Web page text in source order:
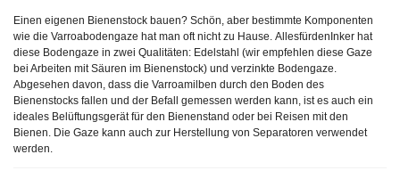
Einen eigenen Bienenstock bauen? Schön, aber bestimmte Komponenten
wie die Varroabodengaze hat man oft nicht zu Hause. AllesfürdenInker hat
diese Bodengaze in zwei Qualitäten: Edelstahl (wir empfehlen diese Gaze
bei Arbeiten mit Säuren im Bienenstock) und verzinkte Bodengaze.
Abgesehen davon, dass die Varroamilben durch den Boden des
Bienenstocks fallen und der Befall gemessen werden kann, ist es auch ein
ideales Belüftungsgerät für den Bienenstand oder bei Reisen mit den
Bienen. Die Gaze kann auch zur Herstellung von Separatoren verwendet
werden.